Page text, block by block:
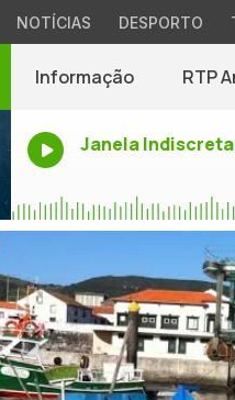
NOTÍCIAS DESPORTO
Informação RTP
Janela Indiscreta